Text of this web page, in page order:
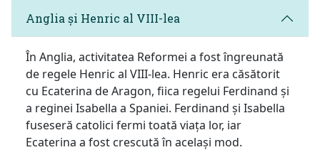
Anglia și Henric al VIII-lea
În Anglia, activitatea Reformei a fost îngreunată
de regele Henric al VIII-lea. Henric era căsătorit
cu Ecaterina de Aragon, fiica regelui Ferdinand și
a reginei Isabella a Spaniei. Ferdinand și Isabella
fuseseră catolici fermi toată viața lor, iar
Ecaterina a fost crescută în același mod.